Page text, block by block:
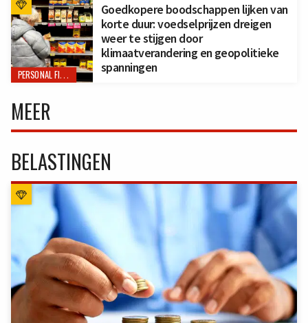
PERSONAL FINANCE
Goedkopere boodschappen lijken van
korte duur: voedselprijzen dreigen
weer te stijgen door
klimaatverandering en geopolitieke
spanningen
MEER
BELASTINGEN